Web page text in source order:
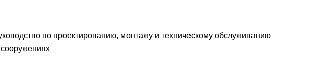
по проектированию, монтажу и техническому обслуживанию